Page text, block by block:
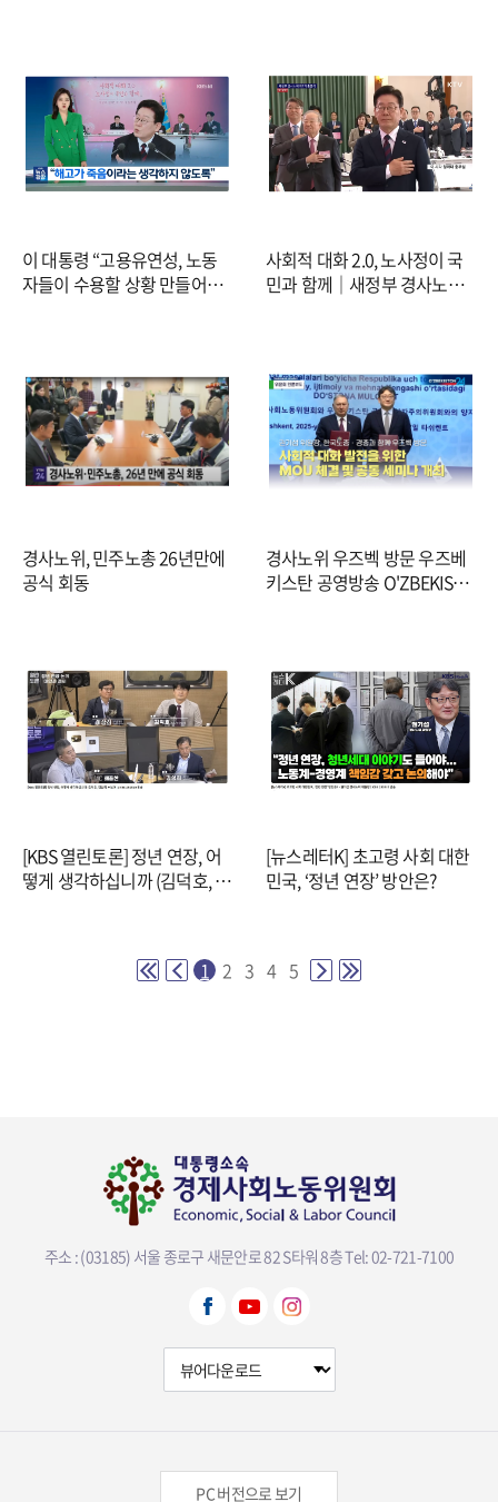
이 대통령 “고용유연성, 노동
자들이 수용할 상황 만들어
사회적 대화 2.0, 노사정이 국
민과 함께｜새정부 경사노위
경사노위, 민주노총 26년만에
공식 회동
경사노위 우즈벡 방문 우즈베
키스탄 공영방송 O'ZBEKISTO
[KBS 열린토론] 정년 연장, 어
떻게 생각하십니까 (김덕호, 김
[뉴스레터K] 초고령 사회 대한
민국, ‘정년 연장’ 방안은?
1 2 3 4 5
주소 : (03185) 서울 종로구 새문안로 82 S타워 8층Tel: 02-721-7100
뷰어다운로드 선택
PC 버전으로 보기